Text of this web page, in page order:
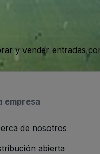
y vender entradas
empresa
de nosotros
abierta